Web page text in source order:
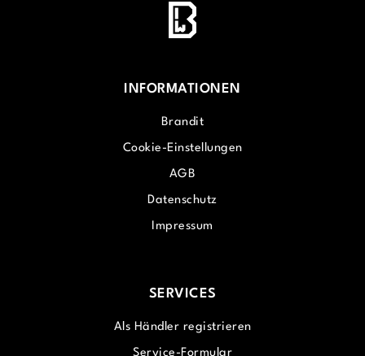
INFORMATIONEN
Brandit
Cookie-Einstellungen
AGB
Datenschutz
Impressum
SERVICES
Als Händler registrieren
Service-Formular